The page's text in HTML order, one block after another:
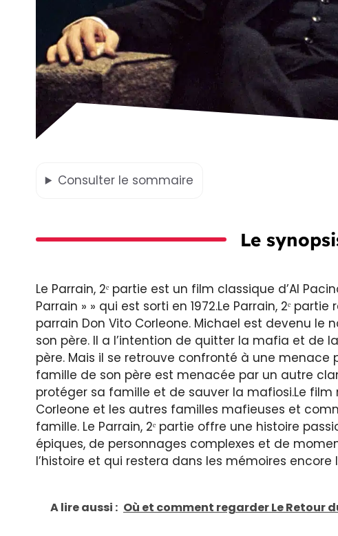
Consulter le sommaire
Le
Le Parrain, 2ᵉ partie est un film classique d’Al
Parrain » » qui est sorti en 1972.Le Parrain, 2ᵉ
parrain Don Vito Corleone. Michael est devenu
son père. Il a l’intention de quitter la mafia et de
père. Mais il se retrouve confronté à une
famille de son père est menacée par un autre
protéger sa famille et de sauver la mafiosi.Le
Corleone et les autres familles mafieuses et
famille. Le Parrain, 2ᵉ partie offre une histoire
épiques, de personnages complexes et de
l’histoire et qui restera dans les mémoires encore
A lire aussi : Où et comment regarder Le Retour